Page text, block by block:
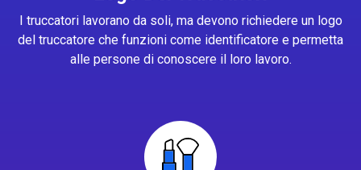
I truccatori lavorano da soli, ma devono richiedere un logo
del truccatore che funzioni come identificatore e permetta
alle persone di conoscere il loro lavoro.